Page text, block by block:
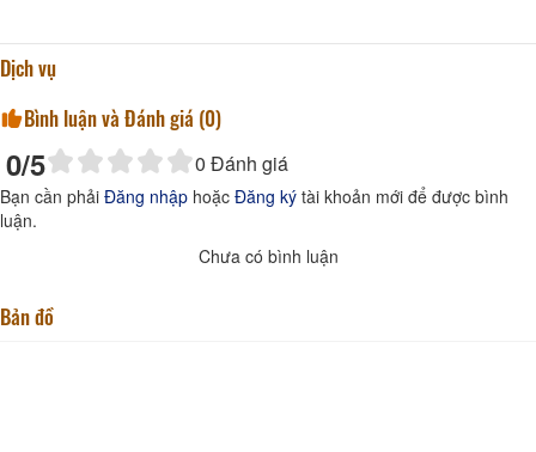
Dịch vụ
Bình luận và Đánh giá (0)
0/5 0 Đánh giá
Bạn cần phải Đăng nhập hoặc Đăng ký tài khoản mới để được bình
luận.
Chưa có bình luận
Bản đồ